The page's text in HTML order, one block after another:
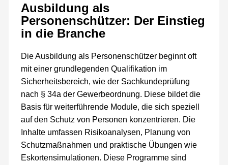
Ausbildung als
Personenschützer: Der Einstieg
in die Branche
Die Ausbildung als Personenschützer beginnt oft
mit einer grundlegenden Qualifikation im
Sicherheitsbereich, wie der Sachkundeprüfung
nach § 34a der Gewerbeordnung. Diese bildet die
Basis für weiterführende Module, die sich speziell
auf den Schutz von Personen konzentrieren. Die
Inhalte umfassen Risikoanalysen, Planung von
Schutzmaßnahmen und praktische Übungen wie
Eskortensimulationen. Diese Programme sind